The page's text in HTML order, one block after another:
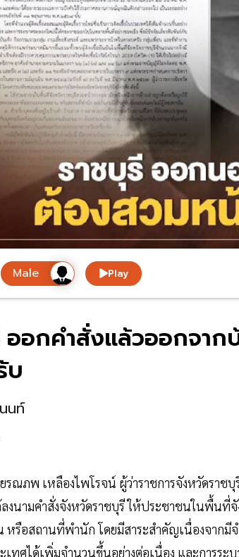
Play
ออกคำสั่งแล้วออกจา
บ
นท์
รณภพ เหลืองไพโรจน์ ผู้ว่าราชการจังหวัดราช
งนามคำสั่งจังหวัดราชบุรี ให้ประชาชนในพื้น
หรือสถานที่พำนัก โดยมีสาระสำคัญเนื่องจากมี
เทศได้เพิ่มจำนวนขึ้นอย่างต่อเนื่อง และการร